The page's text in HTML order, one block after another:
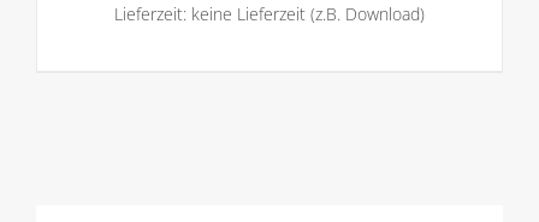
Lieferzeit: keine Lieferzeit (z.B. Download)